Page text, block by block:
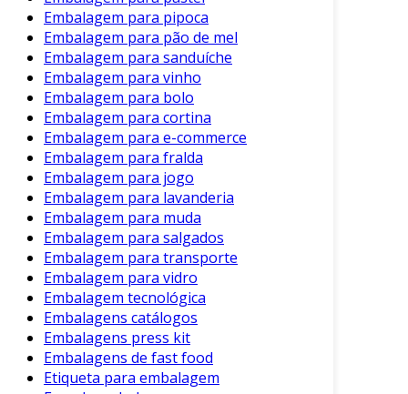
Embalagem para pipoca
Embalagem para pão de mel
Embalagem para sanduíche
Embalagem para vinho
Embalagem para bolo
Embalagem para cortina
Embalagem para e-commerce
Embalagem para fralda
Embalagem para jogo
Embalagem para lavanderia
Embalagem para muda
Embalagem para salgados
Embalagem para transporte
Embalagem para vidro
Embalagem tecnológica
Embalagens catálogos
Embalagens press kit
Embalagens de fast food
Etiqueta para embalagem